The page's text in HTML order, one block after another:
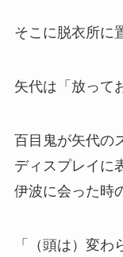
そこに脱衣所に
矢代は「放って
百目鬼が矢代の
ディスプレイに
伊波に会った時
「（頭は）変